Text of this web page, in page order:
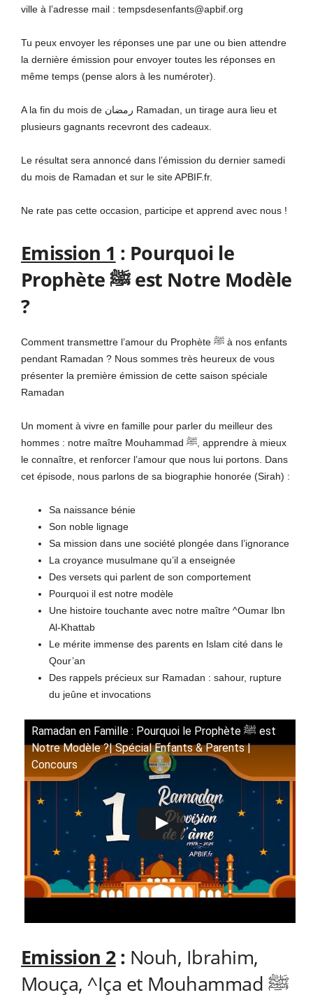
ville à l’adresse mail : tempsdesenfants@apbif.org
Tu peux envoyer les réponses une par une ou bien attendre
la dernière émission pour envoyer toutes les réponses en
même temps (pense alors à les numéroter).
A la fin du mois de رمضان Ramadan, un tirage aura lieu et
plusieurs gagnants recevront des cadeaux.
Le résultat sera annoncé dans l’émission du dernier samedi
du mois de Ramadan et sur le site APBIF.fr.
Ne rate pas cette occasion, participe et apprend avec nous !
Emission 1 : Pourquoi le
Prophète ﷺ est Notre Modèle
?
Comment transmettre l’amour du Prophète ﷺ à nos enfants
pendant Ramadan ? Nous sommes très heureux de vous
présenter la première émission de cette saison spéciale
Ramadan
Un moment à vivre en famille pour parler du meilleur des
hommes : notre maître Mouhammad ﷺ, apprendre à mieux
le connaître, et renforcer l’amour que nous lui portons. Dans
cet épisode, nous parlons de sa biographie honorée (Sirah) :
Sa naissance bénie
Son noble lignage
Sa mission dans une société plongée dans l’ignorance
La croyance musulmane qu’il a enseignée
Des versets qui parlent de son comportement
Pourquoi il est notre modèle
Une histoire touchante avec notre maître ^Oumar Ibn
Al-Khattab
Le mérite immense des parents en Islam cité dans le
Qour’an
Des rappels précieux sur Ramadan : sahour, rupture
du jeûne et invocations
Ramadan en Famille : Pourquoi le Prophète ﷺ est
Notre Modèle ?| Spécial Enfants & Parents |
Concours
Emission 2: Nouh, Ibrahim,
Mouça, ^Iça et Mouhammad ﷺ